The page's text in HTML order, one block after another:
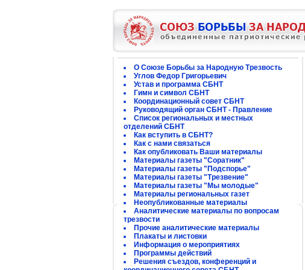
О Союзе Борьбы за Народную Трезвость
Углов Федор Григорьевич
Устав и программа СБНТ
Гимн и символ СБНТ
Координационный совет СБНТ
Руководящий орган СБНТ - Правление
Список региональных и местных
отделений СБНТ
Как вступить в СБНТ?
Как с нами связаться
Как опубликовать Ваши материалы
Материалы газеты "Соратник"
Материалы газеты "Подспорье"
Материалы газеты "Трезвение"
Материалы газеты "Мы молодые"
Материалы региональных газет
Неопубликованные материалы
Аналитические материалы по вопросам
трезвости
Прочие аналитические материалы
Плакаты и листовки
Информация о мероприятиях
Программы действий
Решения съездов, конференций и